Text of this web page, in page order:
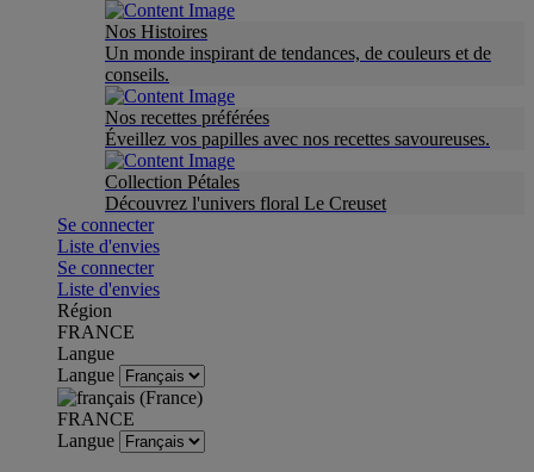
Nos Histoires
Un monde inspirant de tendances, de couleurs et de
conseils.
Nos recettes préférées
Éveillez vos papilles avec nos recettes savoureuses.
Collection Pétales
Découvrez l'univers floral Le Creuset
Se connecter
Liste d'envies
Se connecter
Liste d'envies
Région
FRANCE
Langue
Langue
FRANCE
Langue